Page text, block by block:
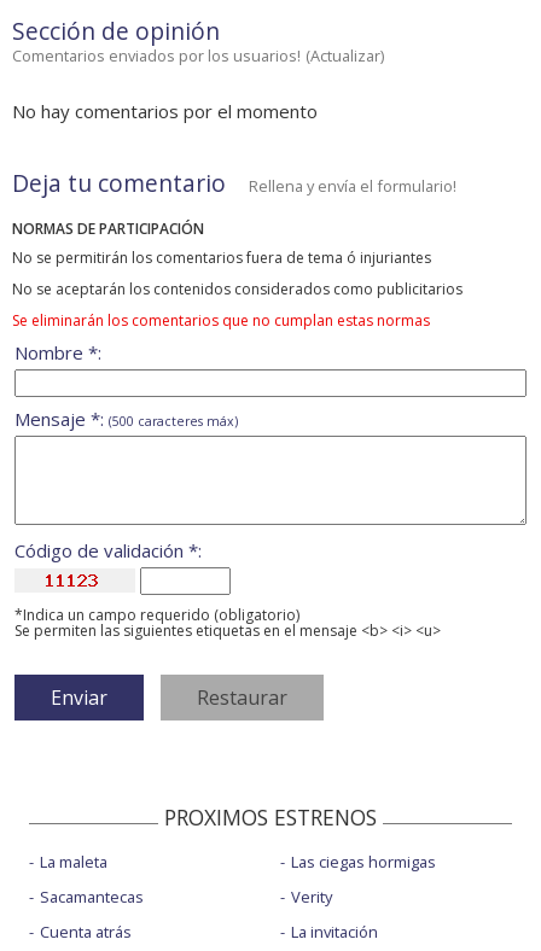
Sección de opinión
Comentarios enviados por los usuarios! (Actualizar)
No hay comentarios por el momento
Deja tu comentario Rellena y envía el formulario!
NORMAS DE PARTICIPACIÓN
No se permitirán los comentarios fuera de tema ó injuriantes
No se aceptarán los contenidos considerados como publicitarios
Se eliminarán los comentarios que no cumplan estas normas
Nombre *:
Mensaje *: (500 caracteres máx)
Código de validación *:
*Indica un campo requerido (obligatorio)
Se permiten las siguientes etiquetas en el mensaje <b> <i> <u>
PROXIMOS ESTRENOS
La maleta
Sacamantecas
Cuenta atrás
Las ciegas hormigas
Verity
La invitación